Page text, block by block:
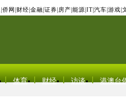
侨网 财经 金融 证券 房产 能源 IT| 汽车 游戏
体育 财经 访谈 港澳台